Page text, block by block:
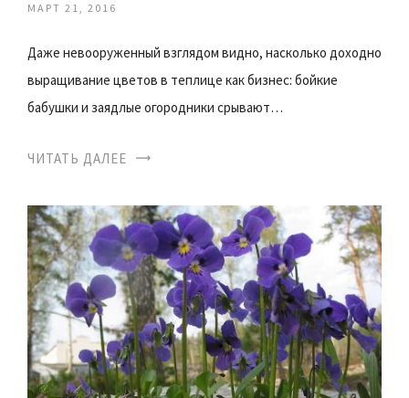
МАРТ 21, 2016
Даже невооруженный взглядом видно, насколько доходно
выращивание цветов в теплице как бизнес: бойкие
бабушки и заядлые огородники срывают…
ЧИТАТЬ ДАЛЕЕ